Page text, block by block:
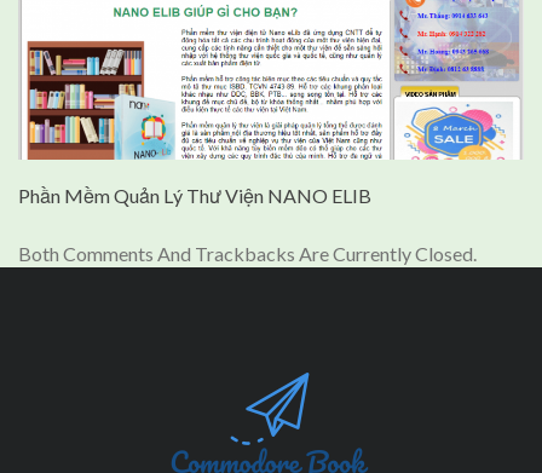
Phần Mềm Quản Lý Thư Viện NANO ELIB
Both Comments And Trackbacks Are Currently Closed.